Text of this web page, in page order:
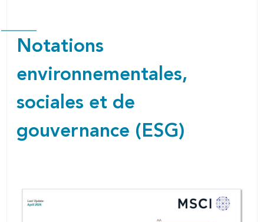
Notations
environnementales,
sociales et de
gouvernance (ESG)